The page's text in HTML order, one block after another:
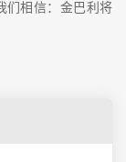
们相信：金巴利将